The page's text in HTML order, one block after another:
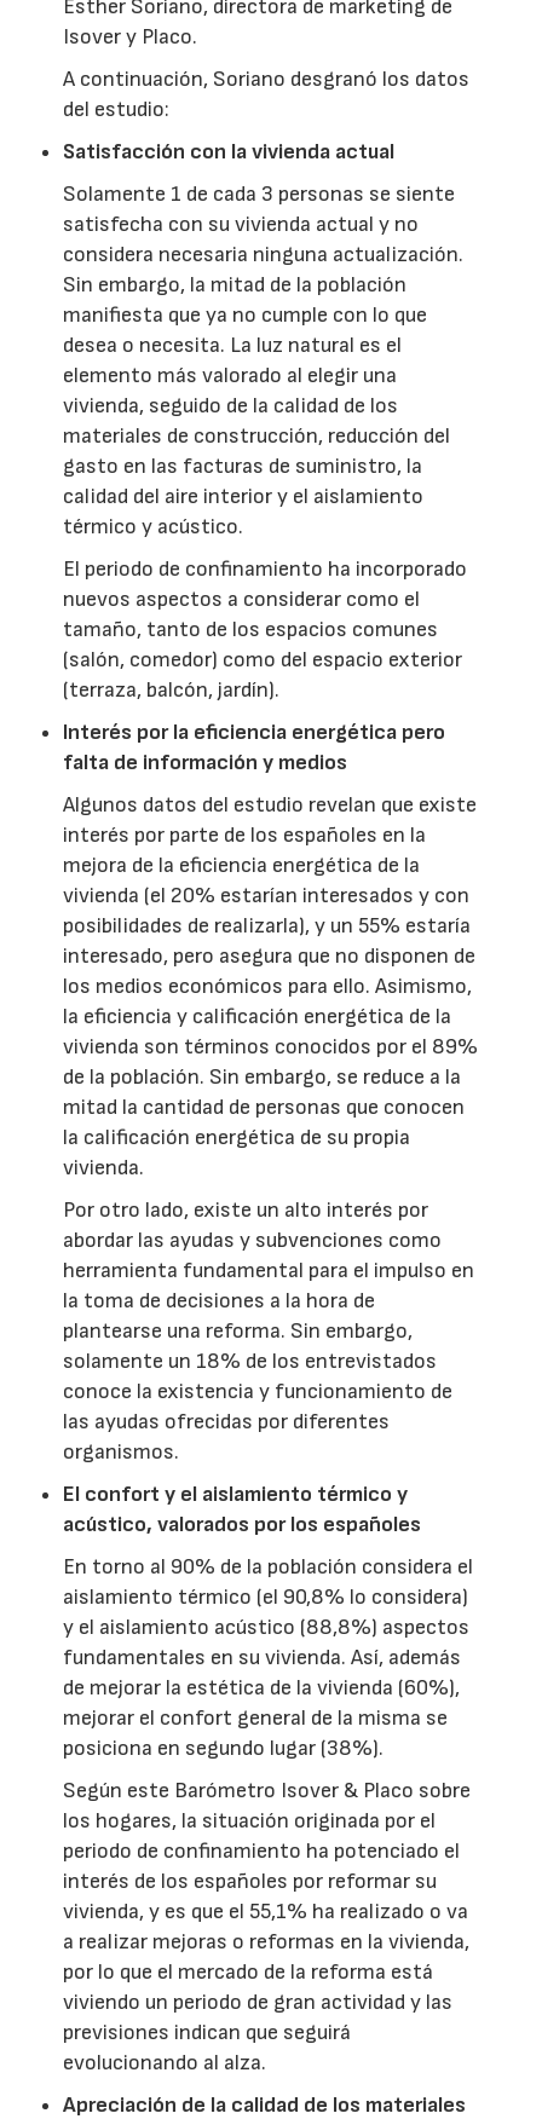
Esther Soriano, directora de marketing de
Isover y Placo.
A continuación, Soriano desgranó los datos
del estudio:
Satisfacción con la vivienda actual
Solamente 1 de cada 3 personas se siente
satisfecha con su vivienda actual y no
considera necesaria ninguna actualización.
Sin embargo, la mitad de la población
manifiesta que ya no cumple con lo que
desea o necesita. La luz natural es el
elemento más valorado al elegir una
vivienda, seguido de la calidad de los
materiales de construcción, reducción del
gasto en las facturas de suministro, la
calidad del aire interior y el aislamiento
térmico y acústico.
El periodo de confinamiento ha incorporado
nuevos aspectos a considerar como el
tamaño, tanto de los espacios comunes
(salón, comedor) como del espacio exterior
(terraza, balcón, jardín).
Interés por la eficiencia energética pero
falta de información y medios
Algunos datos del estudio revelan que existe
interés por parte de los españoles en la
mejora de la eficiencia energética de la
vivienda (el 20% estarían interesados y con
posibilidades de realizarla), y un 55% estaría
interesado, pero asegura que no disponen de
los medios económicos para ello. Asimismo,
la eficiencia y calificación energética de la
vivienda son términos conocidos por el 89%
de la población. Sin embargo, se reduce a la
mitad la cantidad de personas que conocen
la calificación energética de su propia
vivienda.
Por otro lado, existe un alto interés por
abordar las ayudas y subvenciones como
herramienta fundamental para el impulso en
la toma de decisiones a la hora de
plantearse una reforma. Sin embargo,
solamente un 18% de los entrevistados
conoce la existencia y funcionamiento de
las ayudas ofrecidas por diferentes
organismos.
El confort y el aislamiento térmico y
acústico, valorados por los españoles
En torno al 90% de la población considera el
aislamiento térmico (el 90,8% lo considera)
y el aislamiento acústico (88,8%) aspectos
fundamentales en su vivienda. Así, además
de mejorar la estética de la vivienda (60%),
mejorar el confort general de la misma se
posiciona en segundo lugar (38%).
Según este Barómetro Isover & Placo sobre
los hogares, la situación originada por el
periodo de confinamiento ha potenciado el
interés de los españoles por reformar su
vivienda, y es que el 55,1% ha realizado o va
a realizar mejoras o reformas en la vivienda,
por lo que el mercado de la reforma está
viviendo un periodo de gran actividad y las
previsiones indican que seguirá
evolucionando al alza.
Apreciación de la calidad de los materiales